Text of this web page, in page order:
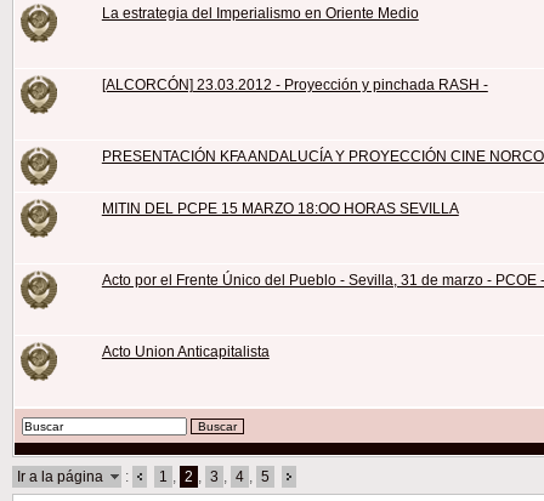
La estrategia del Imperialismo en Oriente Medio
[ALCORCÓN] 23.03.2012 - Proyección y pinchada RASH -
PRESENTACIÓN KFA ANDALUCÍA Y PROYECCIÓN CINE
MITIN DEL PCPE 15 MARZO 18:OO HORAS SEVILLA
Acto por el Frente Único del Pueblo - Sevilla, 31 de marzo - PCOE
Acto Union Anticapitalista
Ir a la página : 1 2 3 4 5